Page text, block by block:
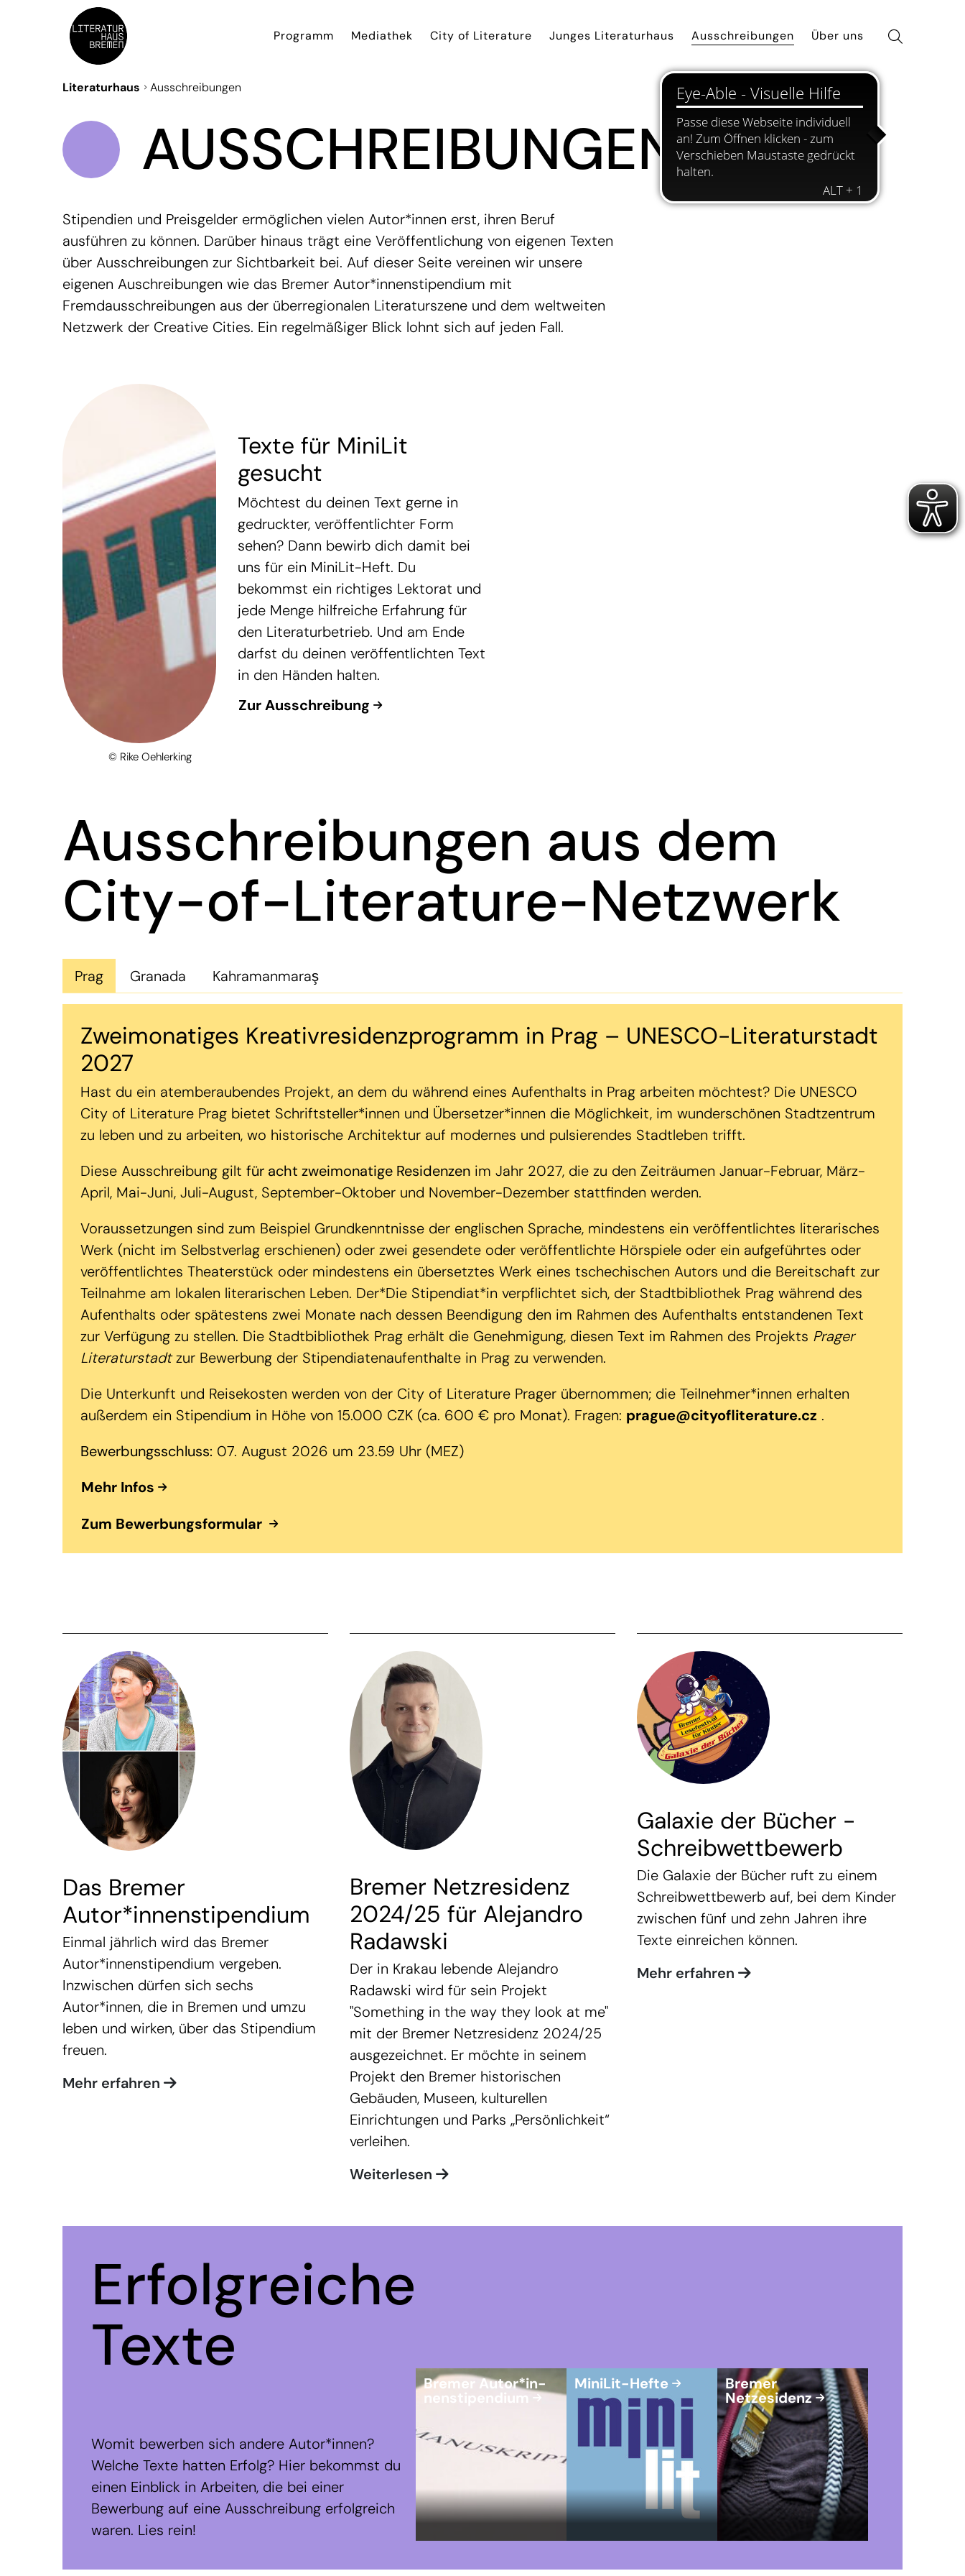
Programm Mediathek City of Literature Junges Literaturhaus Ausschreibungen Über uns
Literaturhaus Ausschreibungen
AUSSCHREIBUNGEN
Stipendien und Preisgelder ermöglichen vielen Autor*innen erst, ihren Beruf
ausführen zu können. Darüber hinaus trägt eine Veröffentlichung von eigenen Texten
über Ausschreibungen zur Sichtbarkeit bei. Auf dieser Seite vereinen wir unsere
eigenen Auschreibungen wie das Bremer Autor*innenstipendium mit
Fremdausschreibungen aus der überregionalen Literaturszene und dem weltweiten
Netzwerk der Creative Cities. Ein regelmäßiger Blick lohnt sich auf jeden Fall.
© Rike Oehlerking
Texte für MiniLit
gesucht
Möchtest du deinen Text gerne in
gedruckter, veröffentlichter Form
sehen? Dann bewirb dich damit bei
uns für ein MiniLit-Heft. Du
bekommst ein richtiges Lektorat und
jede Menge hilfreiche Erfahrung für
den Literaturbetrieb. Und am Ende
darfst du deinen veröffentlichten Text
in den Händen halten.
Zur Ausschreibung
Ausschreibungen aus dem
City-of-Literature-Netzwerk
Prag Granada Kahramanmaraş
Zweimonatiges Kreativresidenzprogramm in Prag – UNESCO-Literaturstadt
2027
Hast du ein atemberaubendes Projekt, an dem du während eines Aufenthalts in Prag arbeiten möchtest? Die UNESCO
City of Literature Prag bietet Schriftsteller*innen und Übersetzer*innen die Möglichkeit, im wunderschönen Stadtzentrum
zu leben und zu arbeiten, wo historische Architektur auf modernes und pulsierendes Stadtleben trifft.
Diese Ausschreibung gilt für acht zweimonatige Residenzen im Jahr 2027, die zu den Zeiträumen Januar-Februar, März-
April, Mai-Juni, Juli-August, September-Oktober und November-Dezember stattfinden werden.
Voraussetzungen sind zum Beispiel Grundkenntnisse der englischen Sprache, mindestens ein veröffentlichtes literarisches
Werk (nicht im Selbstverlag erschienen) oder zwei gesendete oder veröffentlichte Hörspiele oder ein aufgeführtes oder
veröffentlichtes Theaterstück oder mindestens ein übersetztes Werk eines tschechischen Autors und die Bereitschaft zur
Teilnahme am lokalen literarischen Leben. Der*Die Stipendiat*in verpflichtet sich, der Stadtbibliothek Prag während des
Aufenthalts oder spätestens zwei Monate nach dessen Beendigung den im Rahmen des Aufenthalts entstandenen Text
zur Verfügung zu stellen. Die Stadtbibliothek Prag erhält die Genehmigung, diesen Text im Rahmen des Projekts Prager
Literaturstadtzur Bewerbung der Stipendiatenaufenthalte in Prag zu verwenden.
Die Unterkunft und Reisekosten werden von der City of Literature Prager übernommen; die Teilnehmer*innen erhalten
außerdem ein Stipendium in Höhe von 15.000 CZK (ca. 600 € pro Monat). Fragen: prague@cityofliterature.cz .
Bewerbungsschluss: 07. August 2026 um 23.59 Uhr (MEZ)
Mehr Infos
Zum Bewerbungsformular
Das Bremer
Autor*innenstipendium
Einmal jährlich wird das Bremer
Autor*innenstipendium vergeben.
Inzwischen dürfen sich sechs
Autor*innen, die in Bremen und umzu
leben und wirken, über das Stipendium
freuen.
Mehr erfahren
Bremer Netzresidenz
2024/25 für Alejandro
Radawski
Der in Krakau lebende Alejandro
Radawski wird für sein Projekt
"Something in the way they look at me"
mit der Bremer Netzresidenz 2024/25
ausgezeichnet. Er möchte in seinem
Projekt den Bremer historischen
Gebäuden, Museen, kulturellen
Einrichtungen und Parks „Persönlichkeit“
verleihen.
Weiterlesen
Galaxie der Bücher -
Schreibwettbewerb
Die Galaxie der Bücher ruft zu einem
Schreibwettbewerb auf, bei dem Kinder
zwischen fünf und zehn Jahren ihre
Texte einreichen können.
Mehr erfahren
Erfolgreiche
Texte
Womit bewerben sich andere Autor*innen?
Welche Texte hatten Erfolg? Hier bekommst du
einen Einblick in Arbeiten, die bei einer
Bewerbung auf eine Ausschreibung erfolgreich
waren. Lies rein!
Bremer Autor*in-
nenstipendium
MiniLit-Hefte Bremer
Netzesidenz